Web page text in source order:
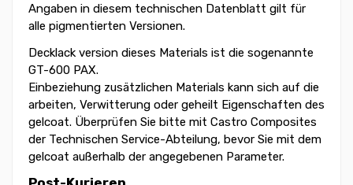
Angaben in diesem technischen Datenblatt gilt für
alle pigmentierten Versionen.
Decklack version dieses Materials ist die sogenannte
GT-600 PAX.
Einbeziehung zusätzlichen Materials kann sich auf die
arbeiten, Verwitterung oder geheilt Eigenschaften des
gelcoat. Überprüfen Sie bitte mit Castro Composites
der Technischen Service-Abteilung, bevor Sie mit dem
gelcoat außerhalb der angegebenen Parameter.